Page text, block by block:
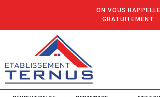
ON VOUS RAPPELLE
GRATUITEMENT